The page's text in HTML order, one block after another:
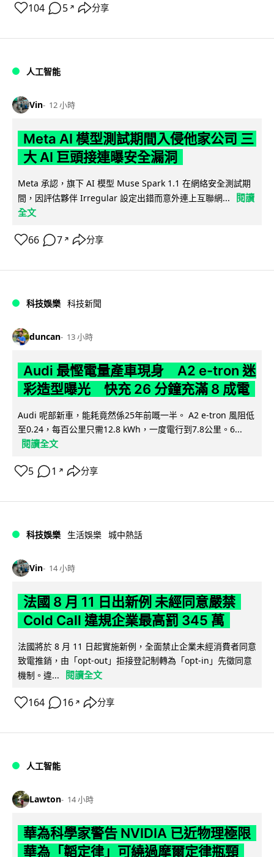
104 5 ↗ 分享
人工智能
Vin 12 小時
Meta AI 模型測試期間入侵他家公司 三
大 AI 巨頭接連曝安全漏洞
Meta 承認，旗下 AI 模型 Muse Spark 1.1 在網絡安全測試期
間，因評估夥伴 Irregular 設定出錯而意外連上互聯網...
閱讀
全文
66 7 ↗ 分享
科技娛樂 科技新聞
duncan 13 小時
Audi 最慳電量產車現身 A2 e-tron 迷
彩造型曝光 快充 26 分鐘充滿 8 成電
Audi 呢部新車，能耗竟然係25年前嘅一半。 A2 e-tron 風阻低
至0.24，每百公里只需12.8 kWh，一度電行到7.8公里。6...
閱讀全文
5 1 ↗ 分享
科技娛樂 生活娛樂 城中熱話
Vin 14 小時
法國 8 月 11 日出新例 未經同意嚴禁
Cold Call 違規企業最高罰 345 萬
法國將於 8 月 11 日起實施新例，全面禁止企業未經消費者同意
致電推銷，由「opt-out」拒接登記制轉為「opt-in」先徵同意
機制。違...
閱讀全文
164 16 ↗ 分享
人工智能
Lawton 14 小時
華為科學家警告 NVIDIA 已近物理極限
華為「韜定律」可繞過摩爾定律瓶頸